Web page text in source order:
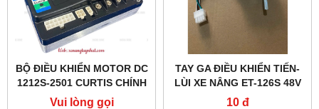
BỘ ĐIỀU KHIỂN MOTOR DC
1212S-2501 CURTIS CHÍNH
HÃNG
Vui lòng gọi
TAY GA ĐIỀU KHIỂN TIẾN-
LÙI XE NÂNG ET-126S 48V
(6 DÂY)
10 đ